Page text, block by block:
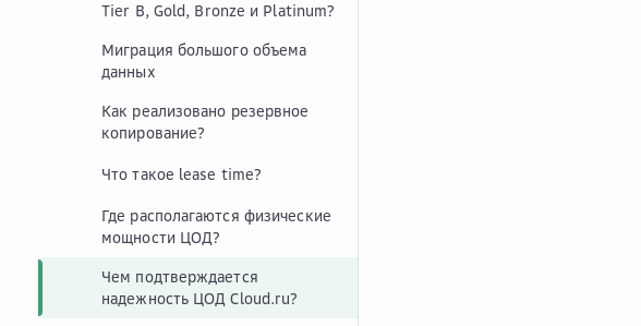
Tier B, Gold, Bronze и Platinum?
Миграция большого объема
данных
Как реализовано резервное
копирование?
Что такое lease time?
Где располагаются физические
мощности ЦОД?
Чем подтверждается
надежность ЦОД Cloud.ru?